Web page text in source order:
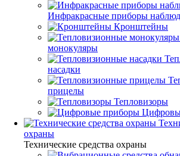
Инфракрасные приборы
Кронштейны
монокуляры
насадки
прицелы
Тепловизоры
охраны
Технические средства охраны